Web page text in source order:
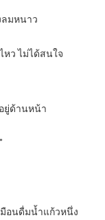
ลมหนาว
ว ไม่ได้สนใจ
ยู่ด้านหน้า
มือนดื่มน้ำแก้วหนึ่ง